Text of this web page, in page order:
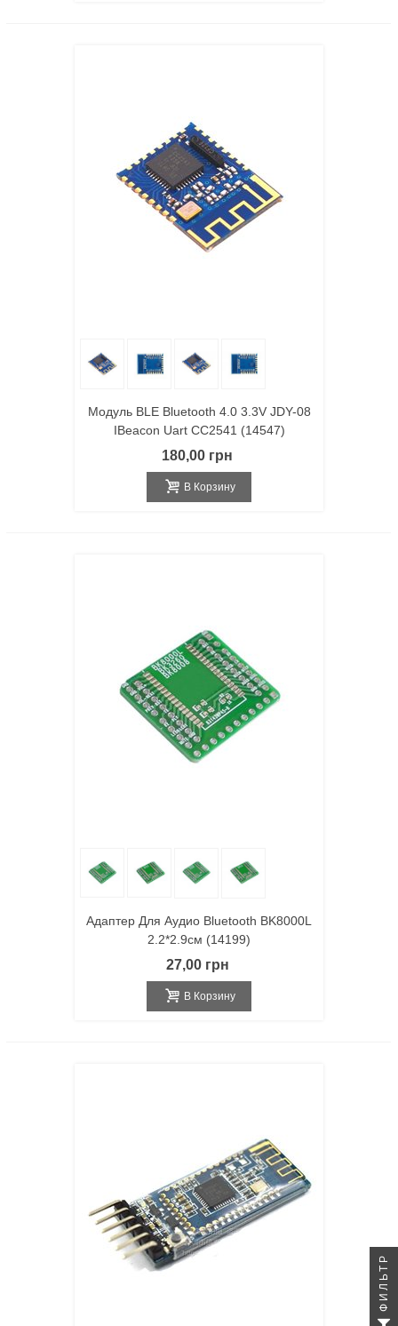
Модуль BLE Bluetooth 4.0 3.3V JDY-08
IBeacon Uart CC2541 (14547)
180,00 грн
В Корзину
Адаптер Для Аудио Bluetooth BK8000L
2.2*2.9см (14199)
27,00 грн
В Корзину
ФИЛЬТР